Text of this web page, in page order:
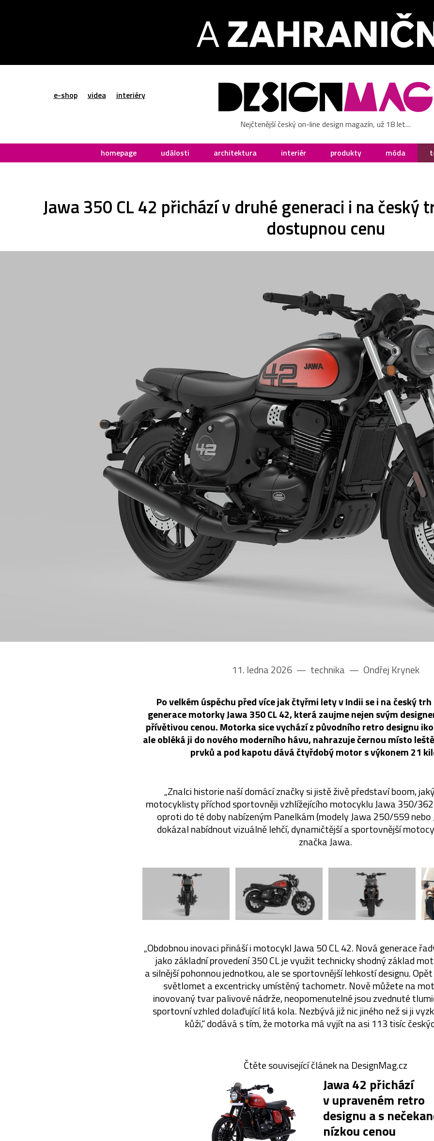
e-shop videa interiéry
Nejčtenější český on-line design magazín, už 18 let…
homepage události architektura interiér produkty móda
Jawa 350 CL 42 přichází v druhé generaci i na český
dostupnou cenu
11. ledna 2026 –– technika –– Ondřej Krynek
Po velkém úspěchu před více jak čtyřmi lety v Indii se i na český
generace motorky Jawa 350 CL 42, která zaujme nejen svým
přívětivou cenou. Motorka sice vychází z původního retro designu
ale obléká ji do nového moderního hávu, nahrazuje černou místo
prvků a pod kapotu dává čtyřdobý motor s výkonem 21
„Znalci historie naší domácí značky si jistě živě představí boom,
motocyklisty příchod sportovněji vzhlížejícího motocyklu Jawa 350/
oproti do té doby nabízeným Panelkám (modely Jawa 250/559
dokázal nabídnout vizuálně lehčí, dynamičtější a sportovnější
značka Jawa.
„Obdobnou inovaci přináší i motocykl Jawa 50 CL 42. Nová generace
jako základní provedení 350 CL je využit technicky shodný základ
a silnější pohonnou jednotkou, ale se sportovnější lehkostí designu.
světlomet a excentricky umístěný tachometr. Nově můžete na
inovovaný tvar palivové nádrže, neopomenutelné jsou zvednuté
sportovní vzhled dolaďující litá kola. Nezbývá již nic jiného než si ji
kůži,“ dodává s tím, že motorka má vyjít na asi 113 tisíc
Čtěte související článek na DesignMag.cz
Jawa 42 přichází
v upraveném retro
designu a s
nízkou cenou